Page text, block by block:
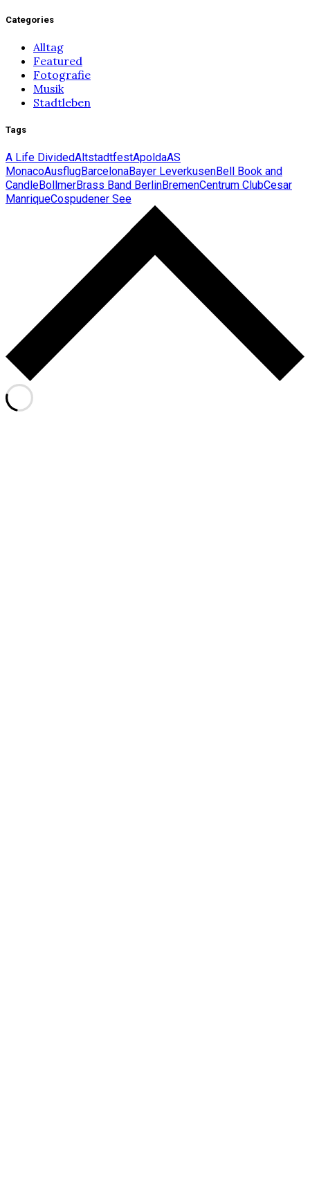
Categories
Alltag
Featured
Fotografie
Musik
Stadtleben
Tags
A Life DividedAltstadtfestApoldaAS
MonacoAusflugBarcelonaBayer LeverkusenBell Book and
CandleBollmerBrass Band BerlinBremenCentrum ClubCesar
ManriqueCospudener See